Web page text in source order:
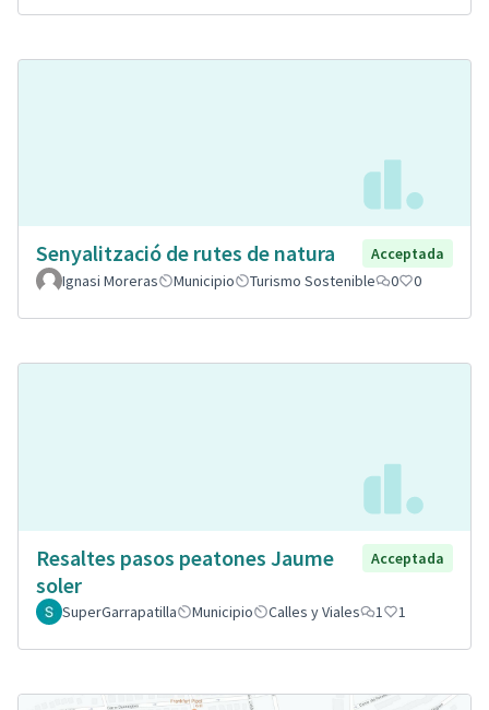
Senyalització de rutes de natura
Acceptada
Ignasi Moreras
Municipio Turismo Sostenible 0 0
Resaltes pasos peatones Jaume
soler
Acceptada
SuperGarrapatilla Municipio Calles y Viales 1 1